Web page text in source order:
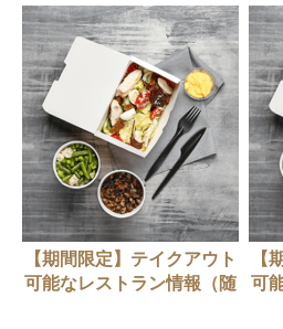
【期間限定】テイクアウト
可能なレストラン情報（随
【
可